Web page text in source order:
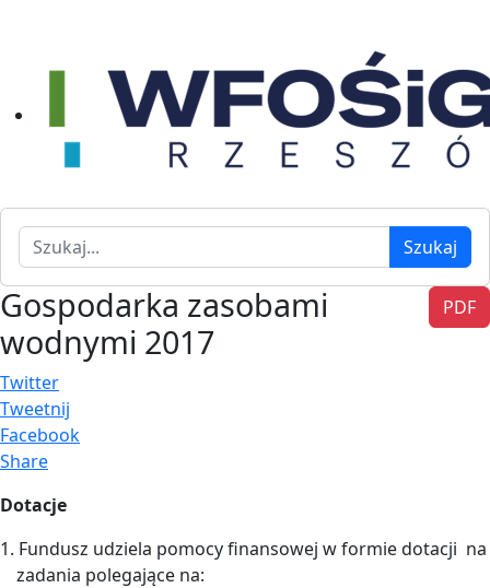
Szukaj Szukaj
PDF
Gospodarka zasobami
wodnymi 2017
Twitter
Tweetnij
Facebook
Share
Dotacje
1. Fundusz udziela pomocy finansowej w formie dotacji na
zadania polegające na: